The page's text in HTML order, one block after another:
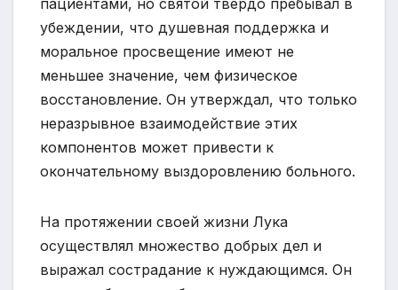
пациентами, но святой твердо пребывал в
убеждении, что душевная поддержка и
моральное просвещение имеют не
меньшее значение, чем физическое
восстановление. Он утверждал, что только
неразрывное взаимодействие этих
компонентов может привести к
окончательному выздоровлению больного.
На протяжении своей жизни Лука
осуществлял множество добрых дел и
выражал сострадание к нуждающимся. Он